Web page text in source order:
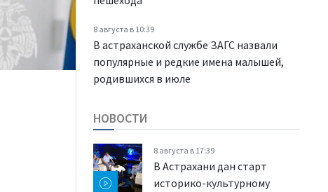
8 августа в 10:39
В астраханской службе ЗАГС назвали
популярные и редкие имена малышей,
родившихся в июле
НОВОСТИ
8 августа в 17:39
В Астрахани дан старт
историко-культурному